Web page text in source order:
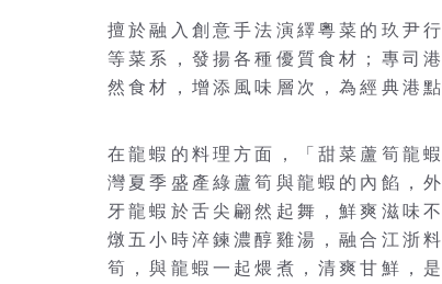
擅於融入創意手法演繹粵菜的玖尹
等菜系，發揚各種優質食材；專司
然食材，增添風味層次，為經典港
在龍蝦的料理方面，「甜菜蘆筍龍
灣夏季盛產綠蘆筍與龍蝦的內餡，
牙龍蝦於舌尖翩然起舞，鮮爽滋味
燉五小時淬鍊濃醇雞湯，融合江浙
筍，與龍蝦一起煨煮，清爽甘鮮，